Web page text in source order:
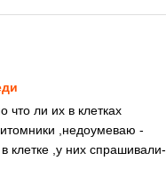
что ли их в клетках
,недоумеваю -
клетке ,у них спрашивали-